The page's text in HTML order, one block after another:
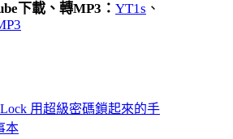
下載、轉MP3： YT1s 、
Lock 用超級密碼鎖起來的手
本